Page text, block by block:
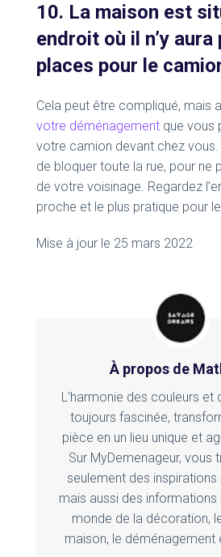
10. La maison est
endroit où il n’y aura
places pour le
Cela peut être compliqué, mais
votre déménagement que vous
votre camion devant chez vous.
de bloquer toute la rue, pour ne
de votre voisinage. Regardez
proche et le plus pratique pour
Mise à jour le 25 mars 2022
À propos de
L'harmonie des couleurs et
toujours fascinée,
pièce en un lieu unique et
Sur MyDemenageur, vous
seulement des inspirations
mais aussi des informations
monde de la décoration,
maison, le déménagement